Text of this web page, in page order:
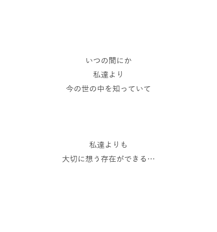
いつの間にか
私達より
今の世の中を知っていて
私達よりも
大切に想う存在ができる…